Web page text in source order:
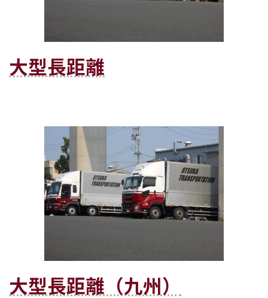
大型長距離
大型長距離（九州）